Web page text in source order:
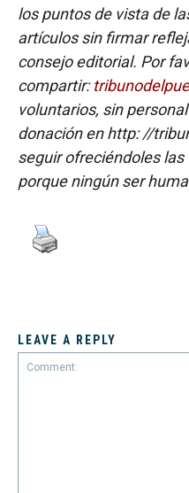
los puntos de vista de
artículos sin firmar
consejo editorial. Por
compartir:
voluntarios, sin
donación en http: //
seguir ofreciéndoles
porque ningún ser
LEAVE A REPLY